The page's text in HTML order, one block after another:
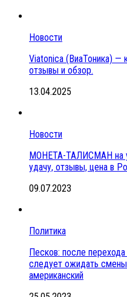
Новости
Viatonica (ВиаТоника) —
отзывы и обзор.
13.04.2025
Новости
МОНЕТА-ТАЛИСМАН на
удачу, отзывы, цена в
09.07.2023
Политика
Песков: после
следует ожидать смены
американский